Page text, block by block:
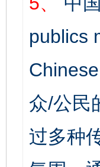
publics
众/公民
过多种